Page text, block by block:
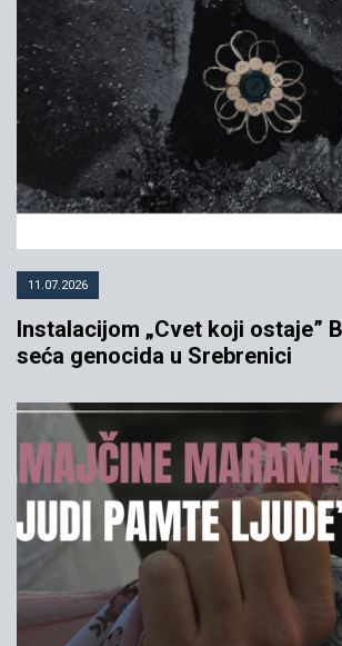
11.07.2026
Instalacijom „Cvet koji ostaje”
seća genocida u Srebrenici